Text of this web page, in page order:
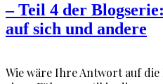
– Teil 4 der
auf sich und andere
Wie wäre Ihre Antwort auf die